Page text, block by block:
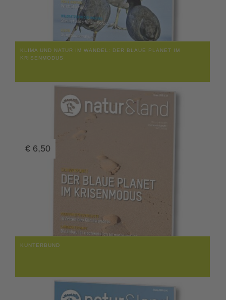
KLIMA UND NATUR IM WANDEL: DER BLAUE PLANET IM
KRISENMODUS
€ 6,50
KUNTERBUND